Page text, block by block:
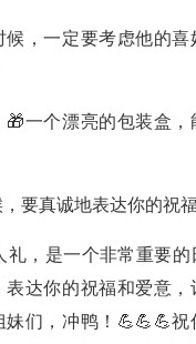
候，一定要考虑他的
🎁一个漂亮的包装盒，
，要真诚地表达你的祝
礼，是一个非常重要的
表达你的祝福和爱意，
妹们，冲鸭！💪💪💪祝